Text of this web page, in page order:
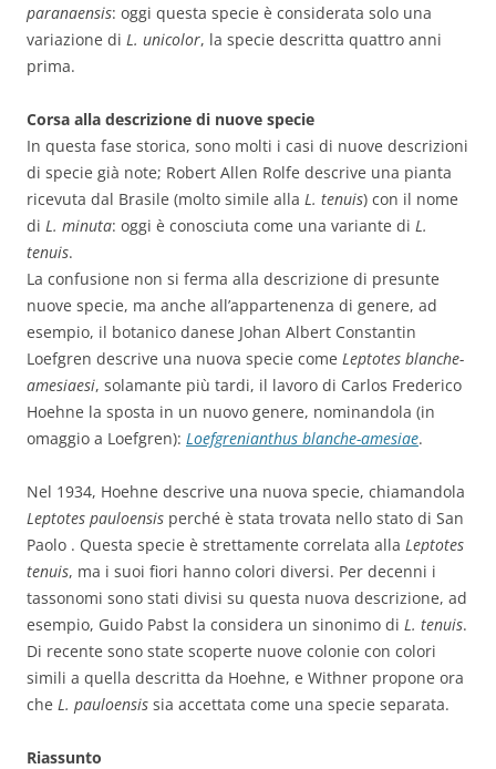
paranaensis: oggi questa specie è considerata solo una
variazione di L. unicolor, la specie descritta quattro anni
prima.
Corsa alla descrizione di nuove specie
In questa fase storica, sono molti i casi di nuove descrizioni
di specie già note; Robert Allen Rolfe descrive una pianta
ricevuta dal Brasile (molto simile alla L. tenuis) con il nome
di L. minuta: oggi è conosciuta come una variante di L.
tenuis.
La confusione non si ferma alla descrizione di presunte
nuove specie, ma anche all’appartenenza di genere, ad
esempio, il botanico danese Johan Albert Constantin
Loefgren descrive una nuova specie come Leptotes blanche-
amesiaesi, solamante più tardi, il lavoro di Carlos Frederico
Hoehne la sposta in un nuovo genere, nominandola (in
omaggio a Loefgren): Loefgrenianthus blanche-amesiae.
Nel 1934, Hoehne descrive una nuova specie, chiamandola
Leptotes pauloensis perché è stata trovata nello stato di San
Paolo . Questa specie è strettamente correlata alla Leptotes
tenuis, ma i suoi fiori hanno colori diversi. Per decenni i
tassonomi sono stati divisi su questa nuova descrizione, ad
esempio, Guido Pabst la considera un sinonimo di L. tenuis.
Di recente sono state scoperte nuove colonie con colori
simili a quella descritta da Hoehne, e Withner propone ora
che L. pauloensis sia accettata come una specie separata.
Riassunto